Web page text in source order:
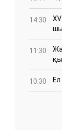
14:30
11:30
10:30